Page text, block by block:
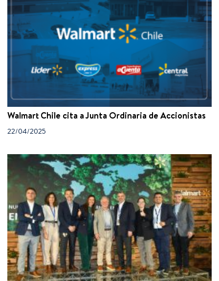
Walmart Chile cita a Junta Ordinaria de Accionistas
22/04/2025